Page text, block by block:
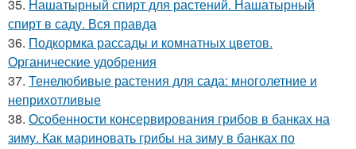
35. Нашатырный спирт для растений. Нашатырный
спирт в саду. Вся правда
36. Подкормка рассады и комнатных цветов.
Органические удобрения
37. Тенелюбивые растения для сада: многолетние и
неприхотливые
38. Особенности консервирования грибов в банках на
зиму. Как мариновать грибы на зиму в банках по